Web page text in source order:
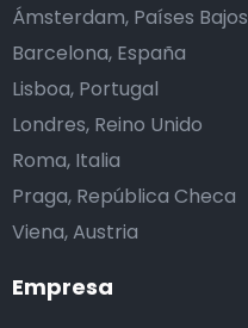
Empresa
Ámsterdam, Países Bajos
Barcelona, España
Lisboa, Portugal
Londres, Reino Unido
Roma, Italia
Praga, República Checa
Viena, Austria